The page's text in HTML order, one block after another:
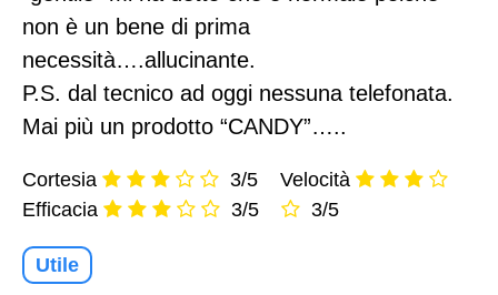
non è un bene di prima
necessità….allucinante.
P.S. dal tecnico ad oggi nessuna telefonata.
Mai più un prodotto “CANDY”…..
Cortesia
3/5
Efficacia
3/5
Velocità
3/5
Utile